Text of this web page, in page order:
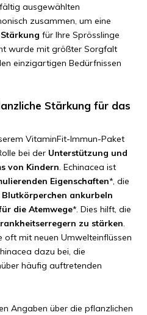
ausgewählten
zusammen, um eine
für Ihre Sprösslinge
wurde mit größter Sorgfalt
einzigartigen Bedürfnissen
Stärkung für das
VitaminFit-Immun-Paket
bei der Unterstützung und
von Kindern. Echinacea ist
Eigenschaften*, die
ankurbeln
die Atemwege*. Dies hilft, die
zu stärken.
oft mit neuen Umwelteinflüssen
dazu bei, die
häufig auftretenden
Angaben über die pflanzlichen